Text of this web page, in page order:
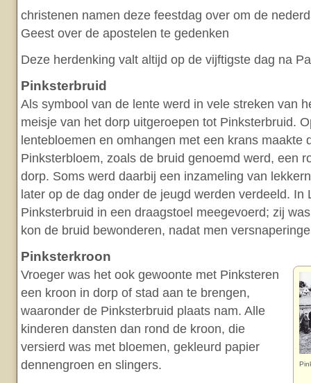
christenen namen deze feestdag over om de
Geest over de apostelen te gedenken
Deze herdenking valt altijd op de vijftigste dag na
Pinksterbruid
Als symbool van de lente werd in vele streken van
meisje van het dorp uitgeroepen tot Pinksterbruid.
lentebloemen en omhangen met een krans maakte
Pinksterbloem, zoals de bruid genoemd werd, een
dorp. Soms werd daarbij een inzameling van
later op de dag onder de jeugd werden verdeeld. In
Pinksterbruid in een draagstoel meegevoerd; zij
kon de bruid bewonderen, nadat men
Pinksterkroon
Vroeger was het ook gewoonte met Pinksteren
een kroon in dorp of stad aan te brengen,
waaronder de Pinksterbruid plaats nam. Alle
kinderen dansten dan rond de kroon, die
versierd was met bloemen, gekleurd papier
dennengroen en slingers.